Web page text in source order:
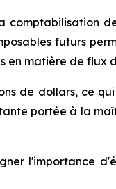
futurs
en matière de flux
de dollars, ce
portée à la
l'importance